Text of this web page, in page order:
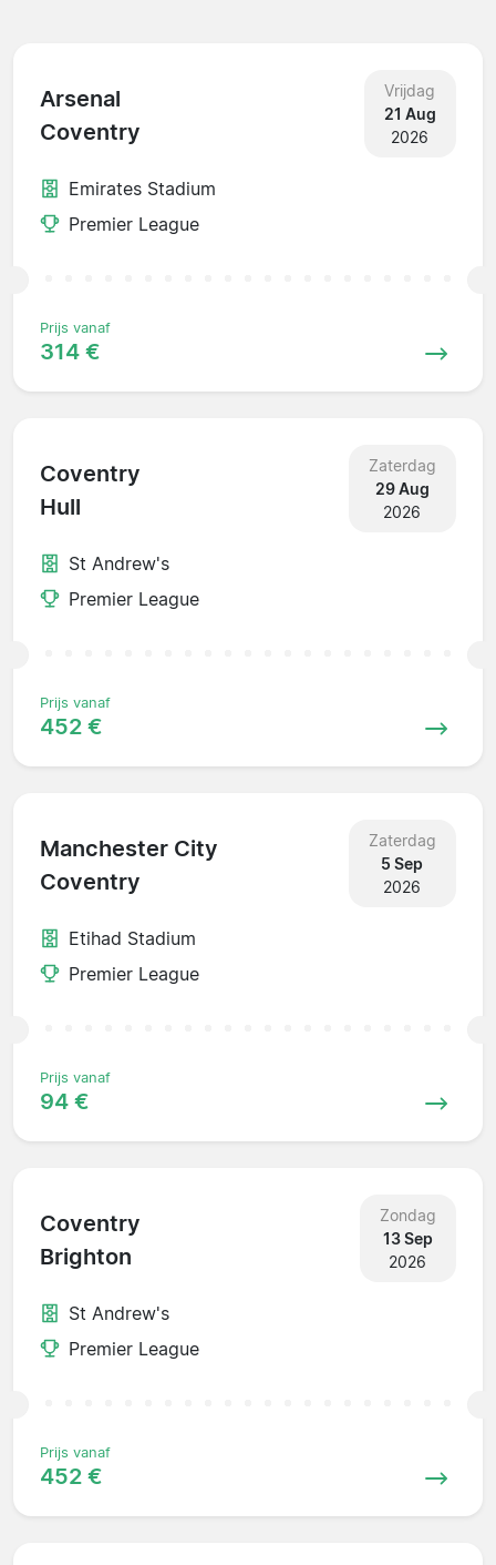
Arsenal
Coventry
Vrijdag
21 Aug
2026
Emirates Stadium
Premier League
Prijs vanaf
314 €
Coventry
Hull
Zaterdag
29 Aug
2026
St Andrew's
Premier League
Prijs vanaf
452 €
Manchester City
Coventry
Zaterdag
5 Sep
2026
Etihad Stadium
Premier League
Prijs vanaf
94 €
Coventry
Brighton
Zondag
13 Sep
2026
St Andrew's
Premier League
Prijs vanaf
452 €